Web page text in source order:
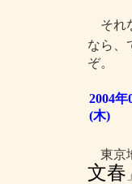
それ
なら、
ぞ。
2004年
(木)
東京
文春